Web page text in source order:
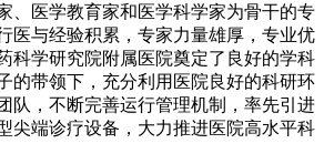
、医学教育家和医学科学家为骨干的专
医与经验积累，专家力量雄厚，专业优
科学研究院附属医院奠定了良好的学科
的带领下，充分利用医院良好的科研环
队，不断完善运行管理机制，率先引进
尖端诊疗设备，大力推进医院高水平科